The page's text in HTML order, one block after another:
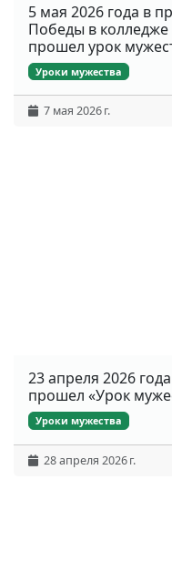
5 мая 2026 года в
Победы в колледже
прошел урок
Уроки мужества
7 мая 2026 г.
23 апреля 2026
прошел «Урок
Уроки мужества
28 апреля 2026 г.